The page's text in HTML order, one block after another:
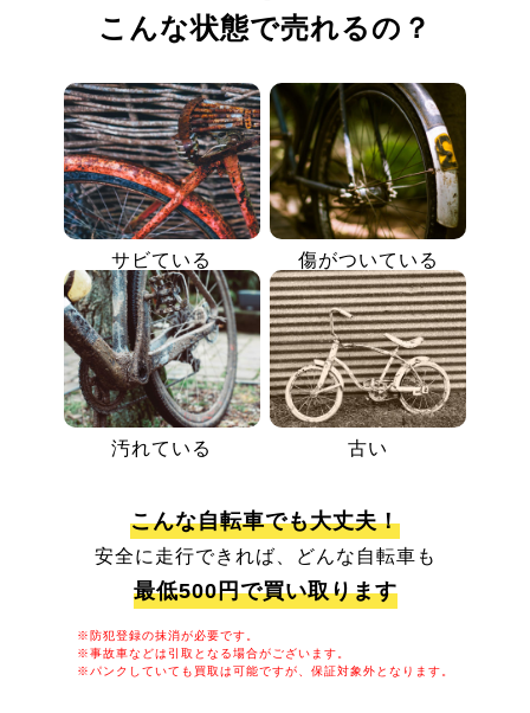
こんな状態で売れるの？
サビている 傷がついている
汚れている 古い
こんな自転車でも大丈夫！
安全に走行できれば、どんな自転車も
最低500円で買い取ります
※防犯登録の抹消が必要です。
※事故車などは引取となる場合がございます。
※パンクしていても買取は可能ですが、保証対象外となります。